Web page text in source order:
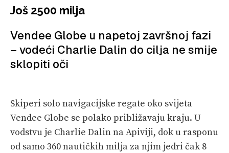
SPIZA
VELIKE PRIČE
SHOP
Još 2500 milja
Vendee Globe u napetoj završnoj fazi
– vodeći Charlie Dalin do cilja ne smije
sklopiti oči
Skiperi solo navigacijske regate oko svijeta
Vendee Globe se polako približavaju kraju. U
vodstvu je Charlie Dalin na Apiviji, dok u rasponu
od samo 360 nautičkih milja za njim jedri čak 8